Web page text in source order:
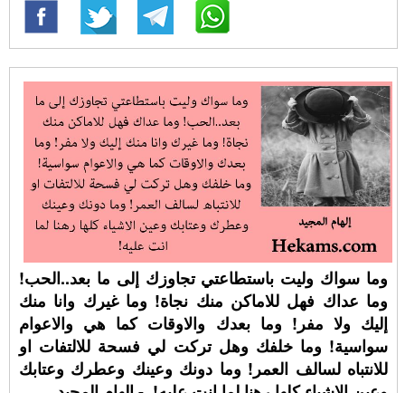
وما سواك وليت باستطاعتي تجاوزك إلى ما بعد..الحب!
وما عداك فهل للاماكن منك نجاة! وما غيرك وانا منك
إليك ولا مفر! وما بعدك والاوقات كما هي والاعوام
سواسية! وما خلفك وهل تركت لي فسحة للالتفات او
للانتباه لسالف العمر! وما دونك وعينك وعطرك وعتابك